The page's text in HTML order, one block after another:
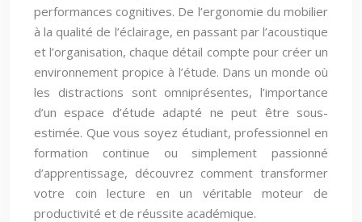
performances cognitives. De l’ergonomie du mobilier
à la qualité de l’éclairage, en passant par l’acoustique
et l’organisation, chaque détail compte pour créer un
environnement propice à l’étude. Dans un monde où
les distractions sont omniprésentes, l’importance
d’un espace d’étude adapté ne peut être sous-
estimée. Que vous soyez étudiant, professionnel en
formation continue ou simplement passionné
d’apprentissage, découvrez comment transformer
votre coin lecture en un véritable moteur de
productivité et de réussite académique.